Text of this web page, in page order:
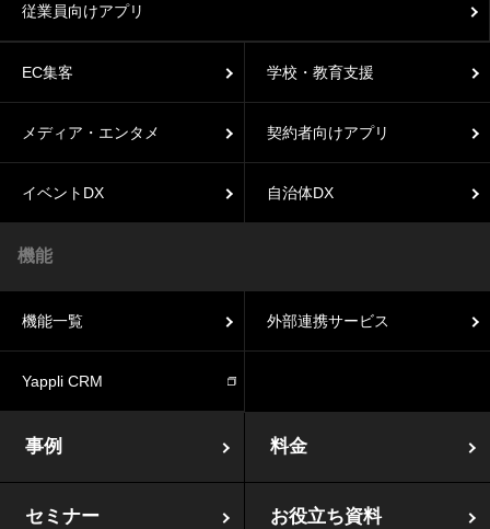
事例 料金
セミナー お役立ち資料
従業員向けアプリ
EC集客 学校・教育支援
メディア・エンタメ 契約者向けアプリ
イベントDX 自治体DX
機能
機能一覧 外部連携サービス
Yappli CRM